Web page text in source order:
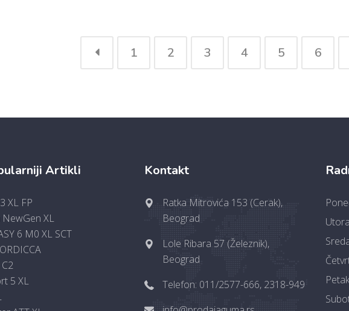
1 2 3 4 5 6
Artikli
XL FP
NewGen XL
6 M0 XL SCT
5 XL
Kontakt
Ratka Mitrovića 153 (Cerak),
Beograd
Lole Ribara 57 (Železnik),
Beograd
Telefon: 011/2577-666, 2318-949